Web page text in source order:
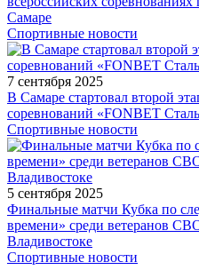
Самаре
Спортивные новости
7 сентября 2025
В Самаре стартовал второй
соревнований «FONBET
Спортивные новости
5 сентября 2025
Финальные матчи Кубка по
времени» среди ветеранов
Владивостоке
Спортивные новости